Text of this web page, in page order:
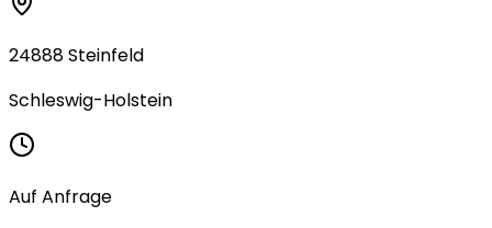
24888 Steinfeld
Schleswig-Holstein
Auf Anfrage